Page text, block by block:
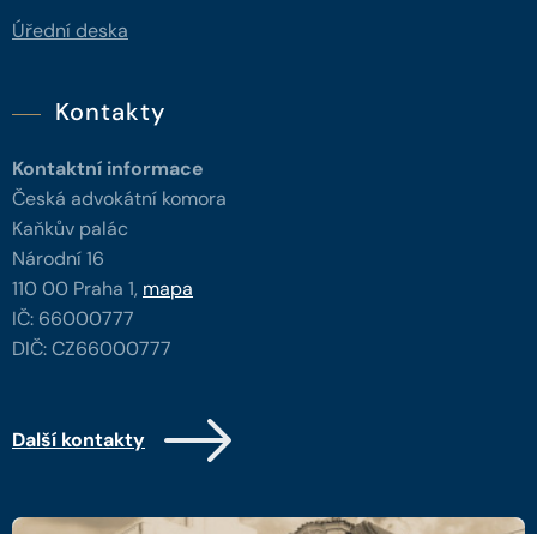
Úřední deska
Kontakty
Kontaktní informace
Česká advokátní komora
Kaňkův palác
Národní 16
110 00 Praha 1, mapa
IČ: 66000777
DIČ: CZ66000777
Další kontakty